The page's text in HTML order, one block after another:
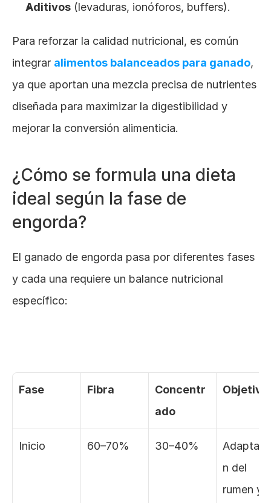
Aditivos (levaduras, ionóforos, buffers).
Para reforzar la calidad nutricional, es común
integrar alimentos balanceados para ganado,
ya que aportan una mezcla precisa de nutrientes
diseñada para maximizar la digestibilidad y
mejorar la conversión alimenticia.
¿Cómo se formula una dieta
ideal según la fase de
engorda?
El ganado de engorda pasa por diferentes fases
y cada una requiere un balance nutricional
específico:
Fase Fibra
Concentr
ado
Objetivo
Inicio 60–70% 30–40%
n del
rumen y